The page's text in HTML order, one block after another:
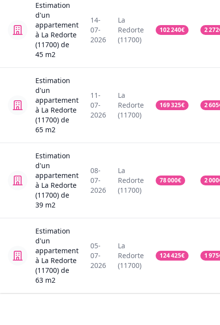
Estimation
d'un
appartement
à La Redorte
(11700) de
45 m2
14-
07-
2026
La
Redorte
(11700)
102 240€ 2 272
Estimation
d'un
appartement
à La Redorte
(11700) de
65 m2
11-
07-
2026
La
Redorte
(11700)
169 325€ 2 605
Estimation
d'un
appartement
à La Redorte
(11700) de
39 m2
08-
07-
2026
La
Redorte
(11700)
78 000€ 2 000
Estimation
d'un
appartement
à La Redorte
(11700) de
63 m2
05-
07-
2026
La
Redorte
(11700)
124 425€ 1 975